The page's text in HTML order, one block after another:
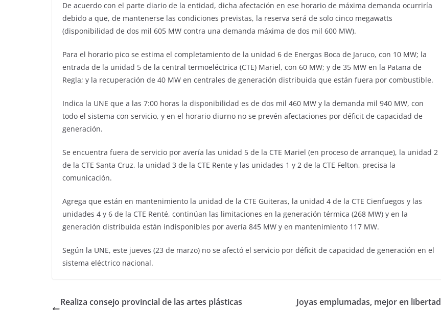
De acuerdo con el parte diario de la entidad, dicha afectación en ese horario de máxima demanda ocurriría
debido a que, de mantenerse las condiciones previstas, la reserva será de solo cinco megawatts
(disponibilidad de dos mil 605 MW contra una demanda máxima de dos mil 600 MW).
Para el horario pico se estima el completamiento de la unidad 6 de Energas Boca de Jaruco, con 10 MW; la
entrada de la unidad 5 de la central termoeléctrica (CTE) Mariel, con 60 MW; y de 35 MW en la Patana de
Regla; y la recuperación de 40 MW en centrales de generación distribuida que están fuera por combustible.
Indica la UNE que a las 7:00 horas la disponibilidad es de dos mil 460 MW y la demanda mil 940 MW, con
todo el sistema con servicio, y en el horario diurno no se prevén afectaciones por déficit de capacidad de
generación.
Se encuentra fuera de servicio por avería las unidad 5 de la CTE Mariel (en proceso de arranque), la unidad 2
de la CTE Santa Cruz, la unidad 3 de la CTE Rente y las unidades 1 y 2 de la CTE Felton, precisa la
comunicación.
Agrega que están en mantenimiento la unidad de la CTE Guiteras, la unidad 4 de la CTE Cienfuegos y las
unidades 4 y 6 de la CTE Renté, continúan las limitaciones en la generación térmica (268 MW) y en la
generación distribuida están indisponibles por avería 845 MW y en mantenimiento 117 MW.
Según la UNE, este jueves (23 de marzo) no se afectó el servicio por déficit de capacidad de generación en el
sistema eléctrico nacional.
Realiza consejo provincial de las artes plásticas
Joyas emplumadas, mejor en libertad